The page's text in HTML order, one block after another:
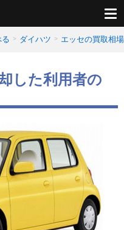
ダイハツ エッセの買取相
した利用者の